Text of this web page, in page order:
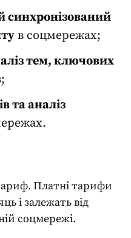
синхронізований
в соцмережах;
тем, ключових
;
та аналіз
Платні тарифи
і залежать від
соцмережі.